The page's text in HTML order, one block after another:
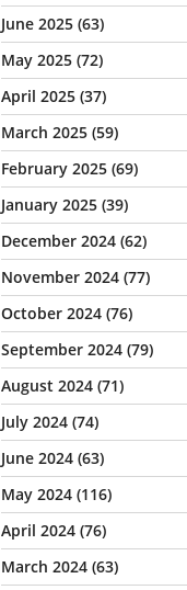
June 2025 (63)
May 2025 (72)
April 2025 (37)
March 2025 (59)
February 2025 (69)
January 2025 (39)
December 2024 (62)
November 2024 (77)
October 2024 (76)
September 2024 (79)
August 2024 (71)
July 2024 (74)
June 2024 (63)
May 2024 (116)
April 2024 (76)
March 2024 (63)